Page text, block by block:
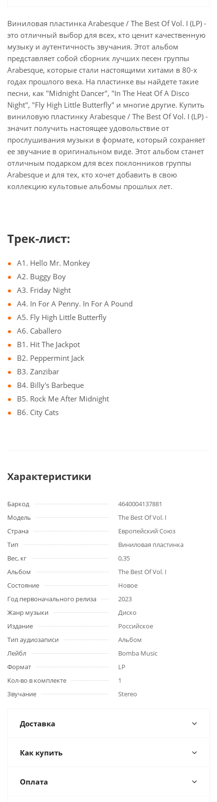
Виниловая пластинка Arabesque / The Best Of Vol. I (LP) -
это отличный выбор для всех, кто ценит качественную
музыку и аутентичность звучания. Этот альбом
представляет собой сборник лучших песен группы
Arabesque, которые стали настоящими хитами в 80-х
годах прошлого века. На пластинке вы найдете такие
песни, как "Midnight Dancer", "In The Heat Of A Disco
Night", "Fly High Little Butterfly" и многие другие. Купить
виниловую пластинку Arabesque / The Best Of Vol. I (LP) -
значит получить настоящее удовольствие от
прослушивания музыки в формате, который сохраняет
ее звучание в оригинальном виде. Этот альбом станет
отличным подарком для всех поклонников группы
Arabesque и для тех, кто хочет добавить в свою
коллекцию культовые альбомы прошлых лет.
Трек-лист:
A1. Hello Mr. Monkey
A2. Buggy Boy
A3. Friday Night
A4. In For A Penny. In For A Pound
A5. Fly High Little Butterfly
A6. Caballero
B1. Hit The Jackpot
B2. Peppermint Jack
B3. Zanzibar
B4. Billy's Barbeque
B5. Rock Me After Midnight
B6. City Cats
Характеристики
Баркод
4640004137881
Модель
The Best Of Vol. I
Страна
Европейский Союз
Тип
Виниловая пластинка
Вес, кг
0,35
Альбом
The Best Of Vol. I
Состояние
Новое
Год первоначального релиза
2023
Жанр музыки
Диско
Издание
Российское
Тип аудиозаписи
Альбом
Лейбл
Bomba Music
Формат
LP
Кол-во в комплекте
1
Звучание
Stereo
Доставка
Как купить
Оплата